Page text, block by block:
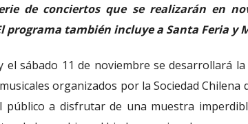
de conciertos que se realizarán en
programa también incluye a Santa Feria y
el sábado 11 de noviembre se desarrollará la
organizados por la Sociedad
público a disfrutar de una muestra